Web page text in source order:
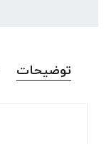
توضیحات